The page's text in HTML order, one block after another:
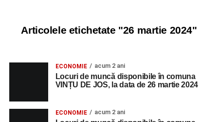
Articolele etichetate "26 martie 2024"
ECONOMIE acum 2 ani
Locuri de muncă disponibile în comuna
VINȚU DE JOS, la data de 26 martie 2024
ECONOMIE acum 2 ani